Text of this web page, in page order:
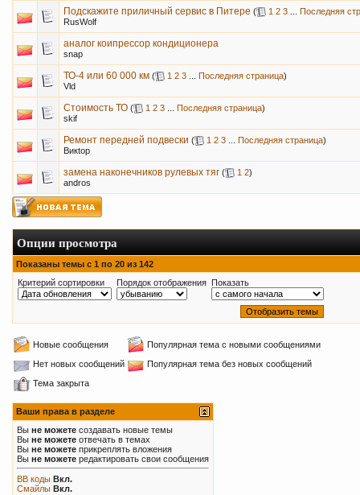
Подскажите приличный сервис в Питере ( 1 2 3
Последняя
RusWolf
аналог коипрессор кондиционера
snap
ТО-4 или 60 000 км ( 1 2 3 Последняя страница)
Vld
Стоимость ТО ( 1 2 3 Последняя страница)
skif
Ремонт передней подвески ( 1 2 3 Последняя страница)
Викtор
замена наконечников рулевых тяг ( 1 2)
andros
Опции просмотра
Показаны темы с 1 по 20 из 142
Критерий сортировки
Порядок отображения Показать
Новые сообщения
Популярная тема с новыми сообщениями
Нет новых сообщений
Популярная тема без новых сообщений
Тема закрыта
Ваши права в разделе
Вы не можете создавать новые темы
Вы не можете отвечать в темах
Вы не можете прикреплять вложения
Вы не можете редактировать свои сообщения
BB коды Вкл.
Смайлы Вкл.